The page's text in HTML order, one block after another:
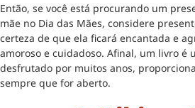
Então, se você está procurando um
mãe no Dia das Mães, considere
certeza de que ela ficará encantada e
amoroso e cuidadoso. Afinal, um livro é
desfrutado por muitos anos,
sempre que for aberto.